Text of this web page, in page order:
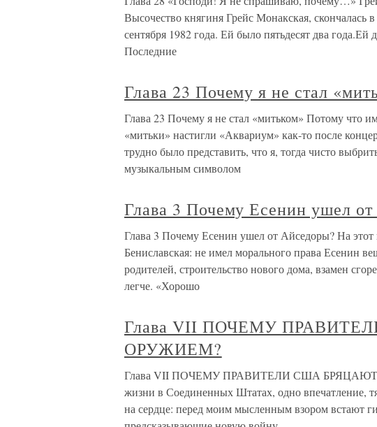
Высочество княгиня Грейс Монакская, скончалась
сентября 1982 года. Ей было пятьдесят два
Последние
Глава 23 Почему я не стал
Глава 23 Почему я не стал «митьком» Потому что
«митьки» настигли «Аквариум» как-то после
трудно было представить, что я, тогда чисто
музыкальным символом
Глава 3 Почему Есенин ушел
Глава 3 Почему Есенин ушел от Айседоры? На этот
Бениславская: не имел морального права Есенин
родителей, строительство нового дома, взамен
легче. «Хорошо
Глава VII ПОЧЕМУ
ОРУЖИЕМ?
Глава VII ПОЧЕМУ ПРАВИТЕЛИ США БРЯЦАЮТ
жизни в Соединенных Штатах, одно впечатление,
на сердце: перед моим мысленным взором встают